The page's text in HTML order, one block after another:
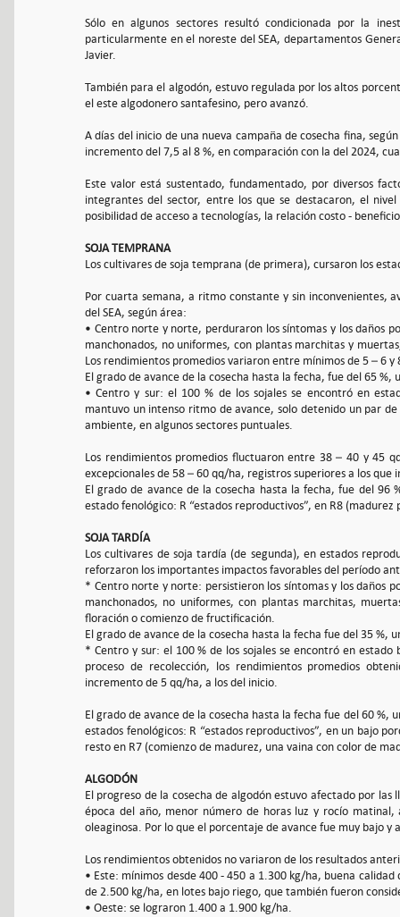
Sólo en algunos sectores resultó condicionada por la
particularmente en el noreste del SEA, departamentos
Javier.
También para el algodón, estuvo regulada por los altos
el este algodonero santafesino, pero avanzó.
A días del inicio de una nueva campaña de cosecha fina,
incremento del 7,5 al 8 %, en comparación con la del 2024,
Este valor está sustentado, fundamentado, por diversos
integrantes del sector, entre los que se destacaron, el
posibilidad de acceso a tecnologías, la relación costo -
SOJA TEMPRANA
Los cultivares de soja temprana (de primera), cursaron los
Por cuarta semana, a ritmo constante y sin inconvenientes,
del SEA, según área:
• Centro norte y norte, perduraron los síntomas y los daños
manchonados, no uniformes, con plantas marchitas y
Los rendimientos promedios variaron entre mínimos de 5 – 6
El grado de avance de la cosecha hasta la fecha, fue del 65
• Centro y sur: el 100 % de los sojales se encontró en
mantuvo un intenso ritmo de avance, solo detenido un par
ambiente, en algunos sectores puntuales.
Los rendimientos promedios fluctuaron entre 38 – 40 y 45
excepcionales de 58 – 60 qq/ha, registros superiores a los
El grado de avance de la cosecha hasta la fecha, fue del 96
estado fenológico: R “estados reproductivos”, en R8 (madurez
SOJA TARDÍA
Los cultivares de soja tardía (de segunda), en estados
reforzaron los importantes impactos favorables del período
* Centro norte y norte: persistieron los síntomas y los daños
manchonados, no uniformes, con plantas marchitas,
floración o comienzo de fructificación.
El grado de avance de la cosecha hasta la fecha fue del 35 %,
* Centro y sur: el 100 % de los sojales se encontró en
proceso de recolección, los rendimientos promedios
incremento de 5 qq/ha, a los del inicio.
El grado de avance de la cosecha hasta la fecha fue del 60
estados fenológicos: R “estados reproductivos”, en un bajo
resto en R7 (comienzo de madurez, una vaina con color de
ALGODÓN
El progreso de la cosecha de algodón estuvo afectado por
época del año, menor número de horas luz y rocío
oleaginosa. Por lo que el porcentaje de avance fue muy bajo y
Los rendimientos obtenidos no variaron de los resultados
• Este: mínimos desde 400 - 450 a 1.300 kg/ha, buena
de 2.500 kg/ha, en lotes bajo riego, que también fueron
• Oeste: se lograron 1.400 a 1.900 kg/ha.